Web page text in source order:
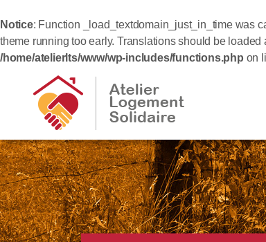
Notice: Function _load_textdomain_just_in_time was
theme running too early. Translations should be loaded
/home/atelierlts/www/wp-includes/functions.php on